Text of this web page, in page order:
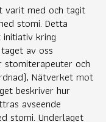
varit med och tagit
stomi. Detta
kring
av oss
stomiterapeuter och
Nätverket mot
beskriver hur
avseende
stomi. Underlaget